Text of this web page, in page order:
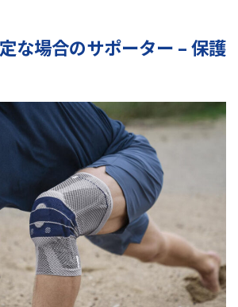
な場合のサポーター – 保護